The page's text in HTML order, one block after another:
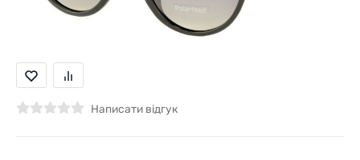
Написати відгук